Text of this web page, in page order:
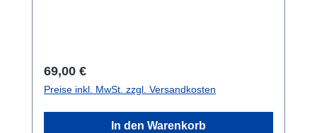
Regulärer Preis:
69,00 €
Preise inkl. MwSt. zzgl. Versandkosten
In den Warenkorb